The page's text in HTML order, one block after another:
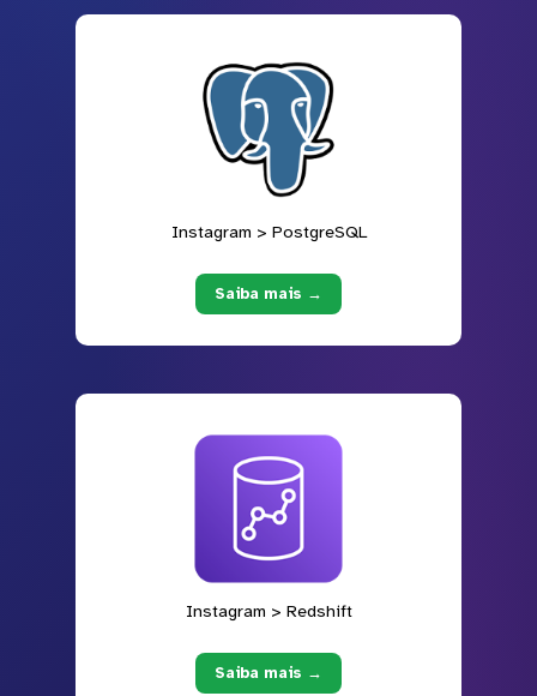
Instagram > PostgreSQL
Saiba mais →
Instagram > Redshift
Saiba mais →